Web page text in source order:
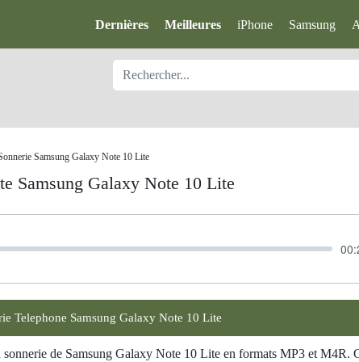
Dernières Meilleures iPhone Samsung
Samsung Galaxy Note 10 Lite
Samsung Galaxy Note 10 Lite
Telephone Samsung Galaxy Note 10 Lite
de Samsung Galaxy Note 10 Lite en formats MP3 et M4R.